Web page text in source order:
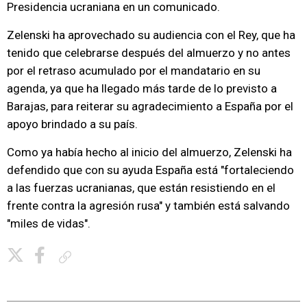
Presidencia ucraniana en un comunicado.
Zelenski ha aprovechado su audiencia con el Rey, que ha
tenido que celebrarse después del almuerzo y no antes
por el retraso acumulado por el mandatario en su
agenda, ya que ha llegado más tarde de lo previsto a
Barajas, para reiterar su agradecimiento a España por el
apoyo brindado a su país.
Como ya había hecho al inicio del almuerzo, Zelenski ha
defendido que con su ayuda España está "fortaleciendo
a las fuerzas ucranianas, que están resistiendo en el
frente contra la agresión rusa" y también está salvando
"miles de vidas".